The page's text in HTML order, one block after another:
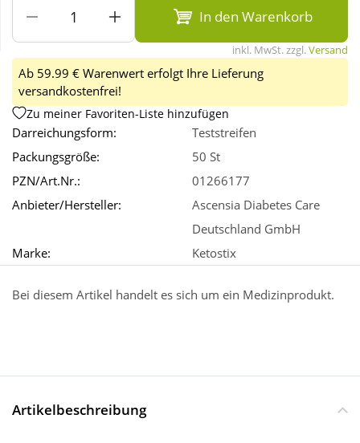
Wellness
In den Warenkorb
inkl. MwSt. zzgl.Versand
Ab 59.99 € Warenwert erfolgt Ihre Lieferung
versandkostenfrei!
Zu meiner Favoriten-Liste hinzufügen
Darreichungsform:
Teststreifen
Packungsgröße:
50 St
PZN/Art.Nr.:
01266177
Anbieter/Hersteller:
Ascensia Diabetes Care
Deutschland GmbH
Marke:
Ketostix
Bei diesem Artikel handelt es sich um ein Medizinprodukt.
Artikelbeschreibung